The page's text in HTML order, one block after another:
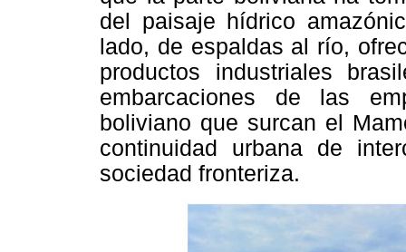
del paisaje hídrico
lado, de espaldas al río,
productos industriales
embarcaciones de las
boliviano que surcan el
continuidad urbana de
sociedad fronteriza.